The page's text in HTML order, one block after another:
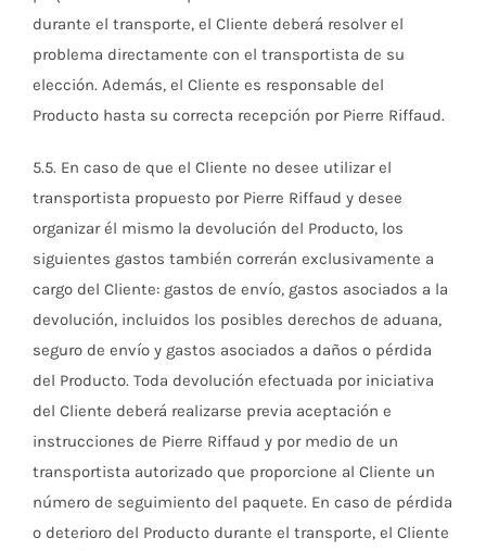
durante el transporte, el Cliente deberá resolver el
problema directamente con el transportista de su
elección. Además, el Cliente es responsable del
Producto hasta su correcta recepción por Pierre Riffaud.
5.5. En caso de que el Cliente no desee utilizar el
transportista propuesto por Pierre Riffaud y desee
organizar él mismo la devolución del Producto, los
siguientes gastos también correrán exclusivamente a
cargo del Cliente: gastos de envío, gastos asociados a la
devolución, incluidos los posibles derechos de aduana,
seguro de envío y gastos asociados a daños o pérdida
del Producto. Toda devolución efectuada por iniciativa
del Cliente deberá realizarse previa aceptación e
instrucciones de Pierre Riffaud y por medio de un
transportista autorizado que proporcione al Cliente un
número de seguimiento del paquete. En caso de pérdida
o deterioro del Producto durante el transporte, el Cliente